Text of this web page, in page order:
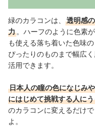
緑のカラコンは、
透明感
力 。ハーフのように色素
も使える落ち着いた色味
ぴったりのものまで幅広
活用できます。
日本人の瞳の色になじみ
にはじめて挑戦する人に
のカラコンに変えるだけ
よ。